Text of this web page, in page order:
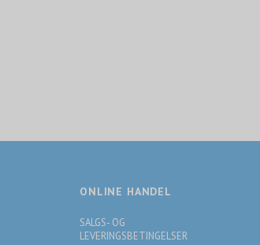
ONLINE HANDEL
SALGS- OG
LEVERINGSBETINGELSER